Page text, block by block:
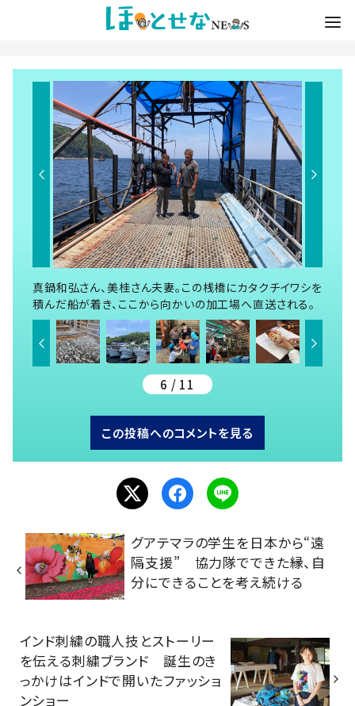
真鍋和弘さん、美桂さん夫妻。この桟橋にカタクチイワシを
積んだ船が着き、ここから向かいの加工場へ直送される。
6 / 11
この投稿へのコメントを見る
グアテマラの学生を日本から“遠
隔支援” 協力隊でできた縁、自
分にできることを考え続ける
インド刺繍の職人技とストーリー
を伝える刺繍ブランド 誕生のき
っかけはインドで開いたファッショ
ンショー